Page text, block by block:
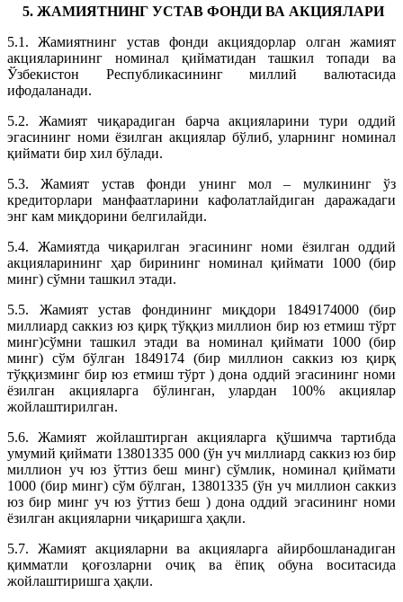
5. ЖАМИЯТНИНГ УСТАВ ФОНДИ ВА АКЦИЯЛАРИ
5.1. Жамиятнинг устав фонди акциядорлар олган жамият
акцияларининг номинал қийматидан ташкил топади ва
Ўзбекистон Республикасининг миллий валютасида
ифодаланади.
5.2. Жамият чиқарадиган барча акцияларини тури оддий
эгасининг номи ёзилган акциялар бўлиб, уларнинг номинал
қиймати бир хил бўлади.
5.3. Жамият устав фонди унинг мол – мулкининг ўз
кредиторлари манфаатларини кафолатлайдиган даражадаги
энг кам миқдорини белгилайди.
5.4. Жамиятда чиқарилган эгасининг номи ёзилган оддий
акцияларининг ҳар бирининг номинал қиймати 1000 (бир
минг) сўмни ташкил этади.
5.5. Жамият устав фондининг миқдори 1849174000 (бир
миллиард саккиз юз қирқ тўққиз миллион бир юз етмиш тўрт
минг)сўмни ташкил этади ва номинал қиймати 1000 (бир
минг) сўм бўлган 1849174 (бир миллион саккиз юз қирқ
тўққизминг бир юз етмиш тўрт ) дона оддий эгасининг номи
ёзилган акцияларга бўлинган, улардан 100% акциялар
жойлаштирилган.
5.6. Жамият жойлаштирган акцияларга қўшимча тартибда
умумий қиймати 13801335 000 (ўн уч миллиард саккиз юз бир
миллион уч юз ўттиз беш минг) сўмлик, номинал қиймати
1000 (бир минг) сўм бўлган, 13801335 (ўн уч миллион саккиз
юз бир минг уч юз ўттиз беш ) дона оддий эгасининг номи
ёзилган акцияларни чиқаришга ҳақли.
5.7. Жамият акцияларни ва акцияларга айирбошланадиган
қимматли қоғозларни очиқ ва ёпиқ обуна воситасида
жойлаштиришга ҳақли.